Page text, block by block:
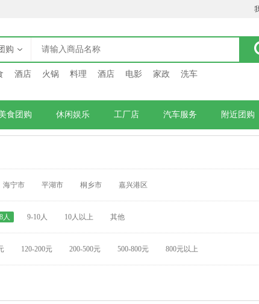
购
酒店 火锅 料理 酒店 电影 家政 洗车
食团购 休闲娱乐 工厂店 汽车服务 附近团购
海宁市 平湖市 桐乡市 嘉兴港区
人 9-10人 10人以上 其他
120-200元 200-500元 500-800元 800元以上